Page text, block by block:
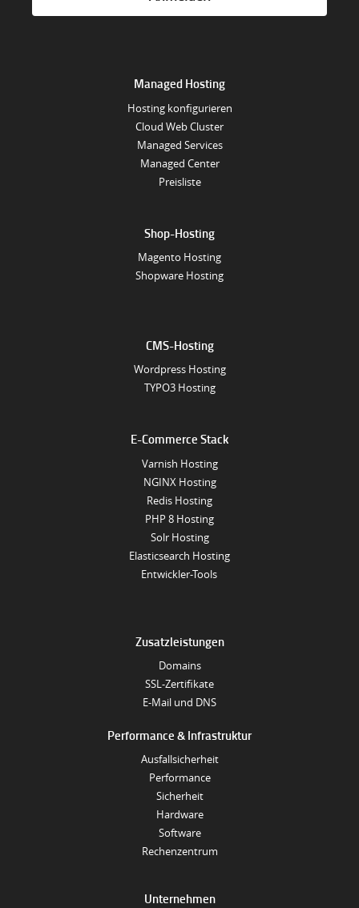
Managed Hosting
Hosting konfigurieren
Cloud Web Cluster
Managed Services
Managed Center
Preisliste
Shop-Hosting
Magento Hosting
Shopware Hosting
CMS-Hosting
Wordpress Hosting
TYPO3 Hosting
E-Commerce Stack
Varnish Hosting
NGINX Hosting
Redis Hosting
PHP 8 Hosting
Solr Hosting
Elasticsearch Hosting
Entwickler-Tools
Zusatzleistungen
Domains
SSL-Zertifikate
E-Mail und DNS
Performance & Infrastruktur
Ausfallsicherheit
Performance
Sicherheit
Hardware
Software
Rechenzentrum
Unternehmen